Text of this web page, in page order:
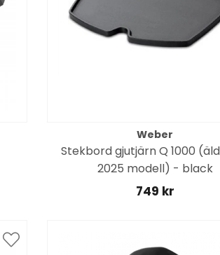
Weber
Stekbord gjutjärn Q 1000
2025 modell) - black
749 kr